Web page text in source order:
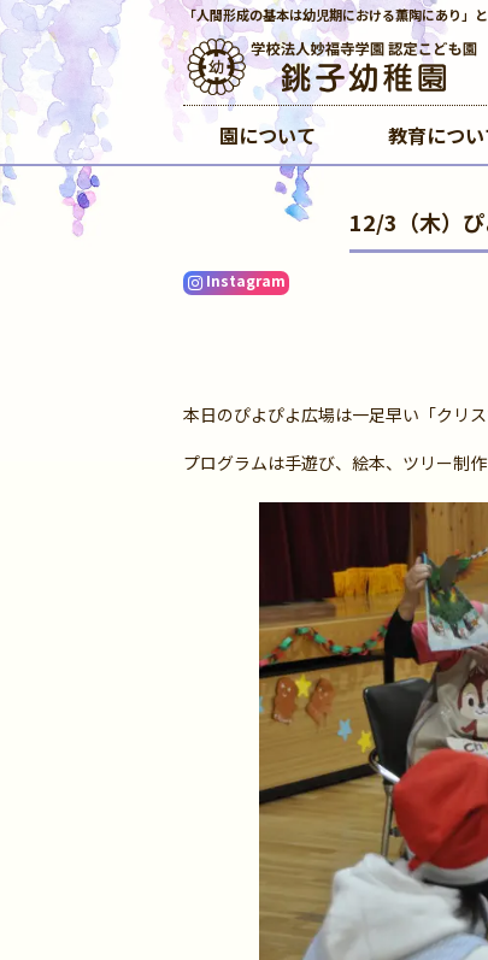
「人間形成の基本は幼児期における薫陶にあり」
園について 教育につ
12/3（木）
Instagram
本日のぴよぴよ広場は一足早い「クリ
プログラムは手遊び、絵本、ツリー制